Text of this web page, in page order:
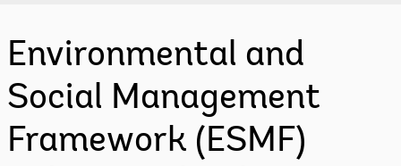
Environmental and
Social Management
Framework (ESMF)